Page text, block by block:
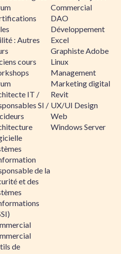
: Autres
cours
IT /
SI /
de la
et des
de
Commercial
DAO
Développement
Excel
Graphiste Adobe
Linux
Management
Marketing digital
Revit
UX/UI Design
Web
Windows Server